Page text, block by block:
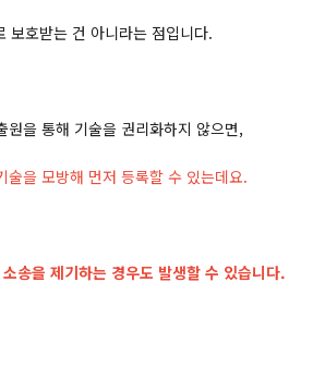
보호받는 건 아니라는 점입니다.
원을 통해 기술을 권리화하지 않으면,
술을 모방해 먼저 등록할 수 있는데요.
송을 제기하는 경우도 발생할 수 있습니다.